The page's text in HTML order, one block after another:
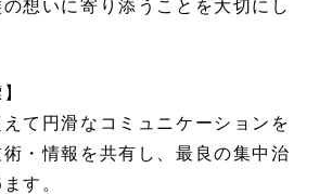
想いに寄り添うことを大切にし
す。
て円滑なコミュニケーションを
・情報を共有し、最良の集中治
す。